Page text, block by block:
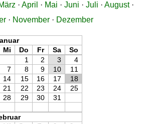
· April · Mai · Juni · Juli · August·
· November · Dezember
Mi Do Fr Sa
So
1 2 3
4
7 8 9 10
11
14 15 16 17
18
21 22 23 24
25
28 29 30 31